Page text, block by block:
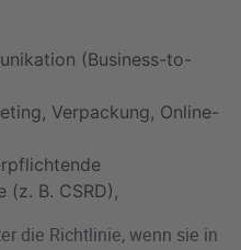
(Business-to-
Verpackung, Online-
(z. B. CSRD),
die Richtlinie, wenn sie in